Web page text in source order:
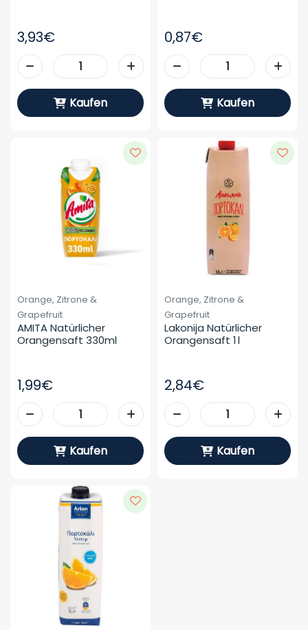
3,93€
Kaufen
0,87€
Kaufen
Orange, Zitrone &
Grapefruit
AMITA Natürlicher
Orangensaft 330ml
1,99€
Kaufen
Orange, Zitrone &
Grapefruit
Lakonija Natürlicher
Orangensaft 1 L
2,84€
Kaufen